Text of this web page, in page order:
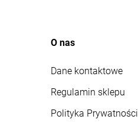
O nas
Dane kontaktowe
Regulamin sklepu
Polityka Prywatności